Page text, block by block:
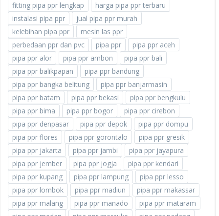
fitting pipa ppr lengkap
harga pipa ppr terbaru
instalasi pipa ppr
jual pipa ppr murah
kelebihan pipa ppr
mesin las ppr
perbedaan ppr dan pvc
pipa ppr
pipa ppr aceh
pipa ppr alor
pipa ppr ambon
pipa ppr bali
pipa ppr balikpapan
pipa ppr bandung
pipa ppr bangka belitung
pipa ppr banjarmasin
pipa ppr batam
pipa ppr bekasi
pipa ppr bengkulu
pipa ppr bima
pipa ppr bogor
pipa ppr cirebon
pipa ppr denpasar
pipa ppr depok
pipa ppr dompu
pipa ppr flores
pipa ppr gorontalo
pipa ppr gresik
pipa ppr jakarta
pipa ppr jambi
pipa ppr jayapura
pipa ppr jember
pipa ppr jogja
pipa ppr kendari
pipa ppr kupang
pipa ppr lampung
pipa ppr lesso
pipa ppr lombok
pipa ppr madiun
pipa ppr makassar
pipa ppr malang
pipa ppr manado
pipa ppr mataram